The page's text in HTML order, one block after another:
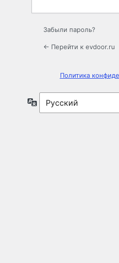
Забыли пароль?
← Перейти к evdoor.ru
Политика
Язык